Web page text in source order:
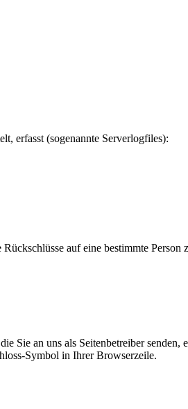
erfasst (sogenannte Serverlogfiles):
auf eine bestimmte Person
Sie an uns als Seitenbetreiber senden,
Symbol in Ihrer Browserzeile.